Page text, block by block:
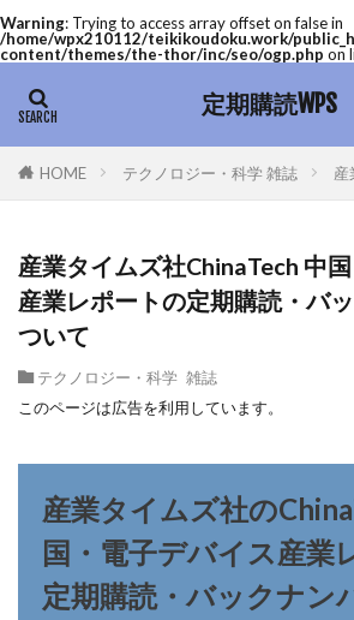
Warning: Trying to access array offset on false in
/home/wpx210112/teikikoudoku.work/
content/themes/the-thor/inc/seo/ogp.php on
定期購読WPS
HOME テクノロジー・科学 雑誌 産
産業タイムズ社ChinaTech 中
産業レポートの定期購読・バ
ついて
テクノロジー・科学 雑誌
このページは広告を利用しています。
産業タイムズ社の
国・電子デバイス産業
定期購読・バックナン